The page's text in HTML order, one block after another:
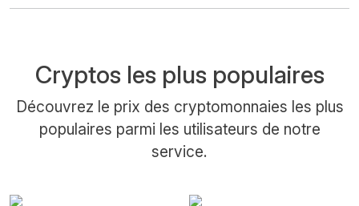
Cryptos les plus populaires
Découvrez le prix des cryptomonnaies les plus
populaires parmi les utilisateurs de notre
service.